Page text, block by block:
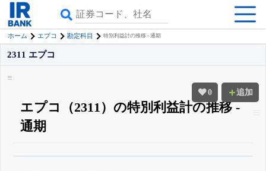
ホーム エプコ 勘定科目 特別利益計の推移 - 通期
0 追加
2311 エプコ
エプコ（2311）の特別利益計の推移 -
通期